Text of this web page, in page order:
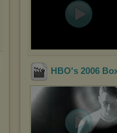
HBO's 2006